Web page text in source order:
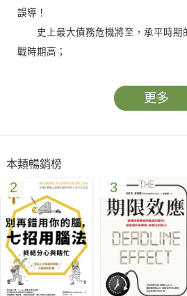
誤導！
史上最大債務危機將至，承平時期
戰時期高；
大短缺來臨，供需風險夾擊，當前
理。
著名經濟學家魯比尼一向被謔稱為
2008年次貸危機和金融海嘯的預測成真
言，可惜為時已晚。現在，他帶著更驚
示，幫助你正確理解未來，做好準備。
更多
本類暢銷榜
2 3